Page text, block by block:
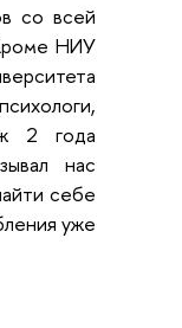
со всей
НИУ
2 года
нас
себе
уже